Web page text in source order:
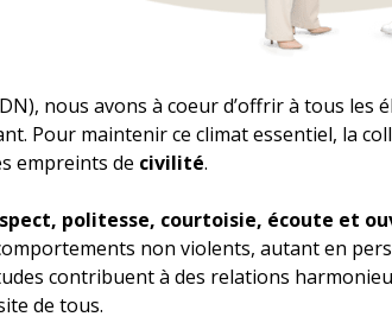
nous avons à coeur d’offrir à tous les
Pour maintenir ce climat essentiel, la
empreints de civilité.
politesse, courtoisie, écoute et
non violents, autant en
contribuent à des relations
de tous.